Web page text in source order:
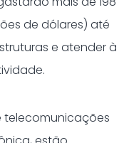
de dólares) até
e atender à
telecomunicações